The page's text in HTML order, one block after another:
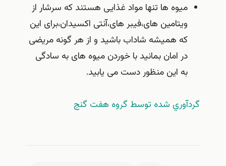
میوه ها تنها مواد غذایی هستند که سرشار از
ویتامین های،فیبر های،آنتی اکسیدان،برای این
که همیشه شاداب باشید و از هر گونه مریضی
در امان بمانید با خوردن میوه های به سادگی
به این منظور دست می یابید.
گردآوري شده توسط گروه هفت گنج